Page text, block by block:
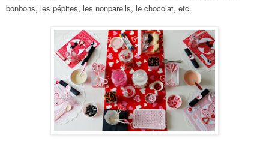
bonbons, les pépites, les nonpareils, le chocolat, etc.